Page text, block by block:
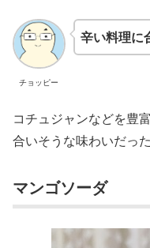
チョッピー
辛い料理に
コチュジャンなどを豊
合いそうな味わいだった
マンゴソーダ